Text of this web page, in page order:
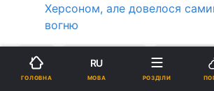
Херсоном, але довелося
вогню
ВСУ війна в
ГОЛОВНА
RU
МОВА РОЗДІЛИ